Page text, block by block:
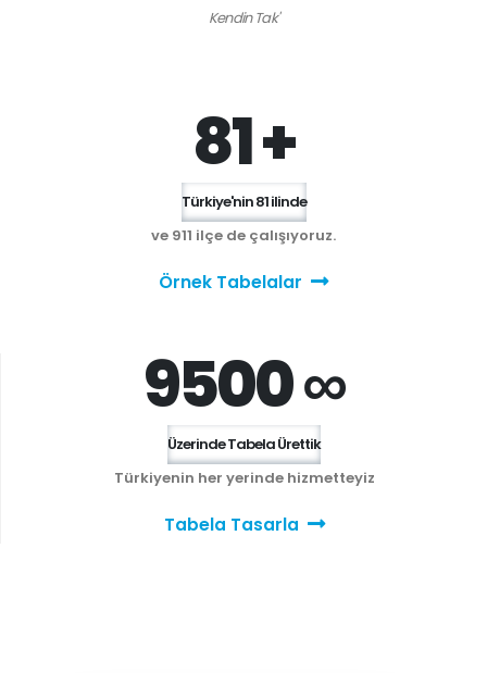
Kendin Tak'
81 +
Türkiye'nin 81 ilinde
ve 911 ilçe de çalışıyoruz.
Örnek Tabelalar
9500 ∞
Üzerinde Tabela Ürettik
Türkiyenin her yerinde hizmetteyiz
Tabela Tasarla